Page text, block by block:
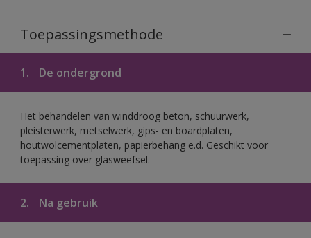
Toepassingsmethode
1. De ondergrond
Het behandelen van winddroog beton, schuurwerk,
pleisterwerk, metselwerk, gips- en boardplaten,
houtwolcementplaten, papierbehang e.d. Geschikt voor
toepassing over glasweefsel.
2. Na gebruik